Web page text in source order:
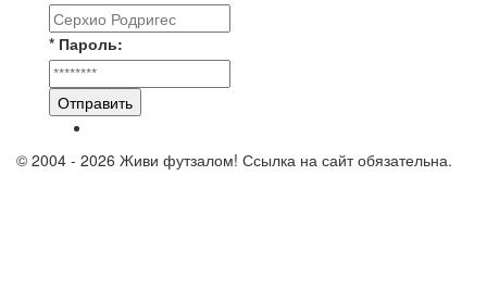
* Пароль:
Отправить
© 2004 - 2026 Живи футзалом! Ссылка на сайт обязательна.